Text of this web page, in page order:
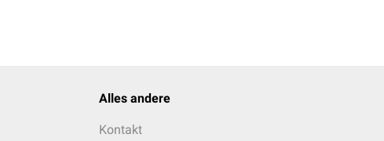
Alles andere
Kontakt